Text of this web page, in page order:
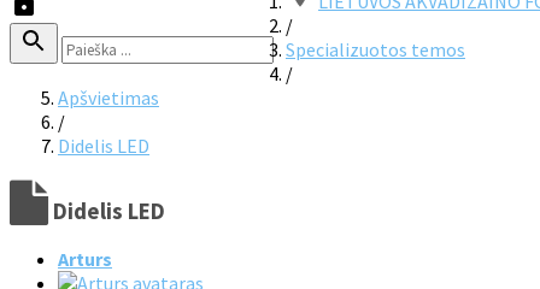
/
Specializuotos temos
/
Apšvietimas
/
Didelis LED
Didelis LED
Arturs